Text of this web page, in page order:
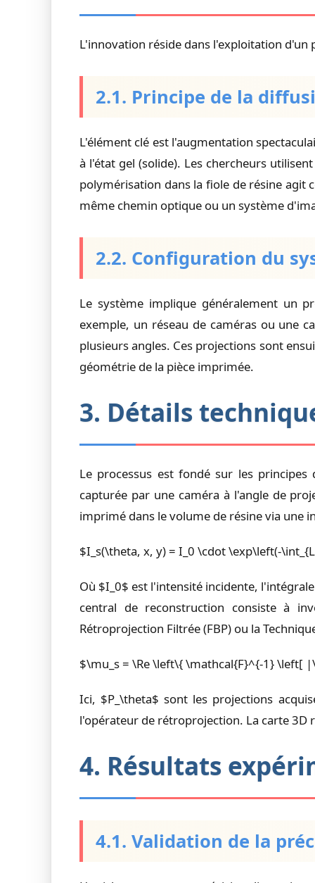
L'innovation réside dans l'exploitation
2.1. Principe de la
L'élément clé est l'augmentation
à l'état gel (solide). Les chercheurs
polymérisation dans la fiole de résine
même chemin optique ou un système
2.2. Configuration du
Le système implique généralement un
exemple, un réseau de caméras ou une
plusieurs angles. Ces projections sont
géométrie de la pièce imprimée.
3. Détails
Le processus est fondé sur les
capturée par une caméra à l'angle de
imprimé dans le volume de résine via une
$I_s(\theta, x, y) = I_0 \cdot \exp\left(-
Où $I_0$ est l'intensité incidente,
central de reconstruction consiste à
Rétroprojection Filtrée (FBP) ou la
$\mu_s = \Re \left\{ \mathcal{F}^{-1} \left[
Ici, $P_\theta$ sont les projections
l'opérateur de rétroprojection. La carte 3D
4. Résultats
4.1. Validation de la